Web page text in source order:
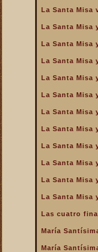
La Santa Misa
todos los bienes
La Santa Misa le
a cargar nuestra
La Santa Misa
La Santa Misa
infierno y nos da
La Santa Misa
sacrificio de
La Santa Misa
La Santa Misa
La Santa Misa
La Santa Misa
La Santa Misa
La Santa Misa
La Santa Misa
La Santa Misa
La Santa Misa
La Santa Misa
La Santa Misa
La Santa Misa
La Santa Misa
Las cuatro
María
María